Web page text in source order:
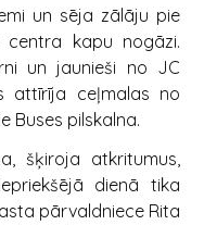
un sēja zālāju pie
kapu nogāzi.
un jaunieši no JC
attīrīja ceļmalas no
Buses pilskalna.
šķiroja atkritumus,
dienā tika
pārvaldniece Rita